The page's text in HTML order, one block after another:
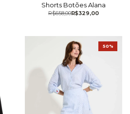
Shorts Botões Alana
R$329,00
R$658,00
50%